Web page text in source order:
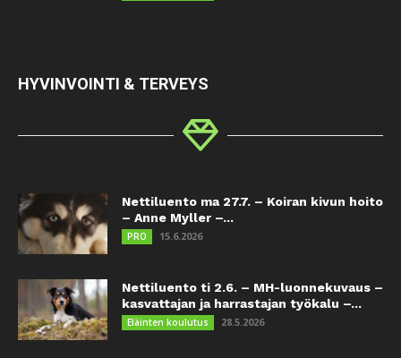
HYVINVOINTI & TERVEYS
Nettiluento ma 27.7. – Koiran kivun hoito
– Anne Myller –...
PRO 15.6.2026
Nettiluento ti 2.6. – MH-luonnekuvaus –
kasvattajan ja harrastajan työkalu –...
Eläinten koulutus 28.5.2026